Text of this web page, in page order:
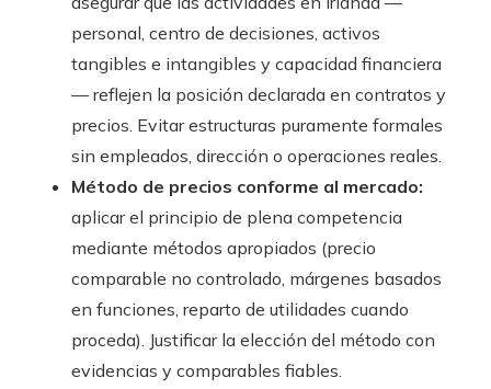
personal, centro de decisiones, activos
tangibles e intangibles y capacidad financiera
— reflejen la posición declarada en contratos y
precios. Evitar estructuras puramente formales
sin empleados, dirección o operaciones reales.
Método de precios conforme al mercado:
aplicar el principio de plena competencia
mediante métodos apropiados (precio
comparable no controlado, márgenes basados
en funciones, reparto de utilidades cuando
proceda). Justificar la elección del método con
evidencias y comparables fiables.